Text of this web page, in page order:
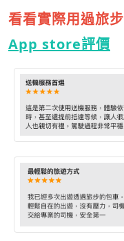
看看實際用過旅
App store評價